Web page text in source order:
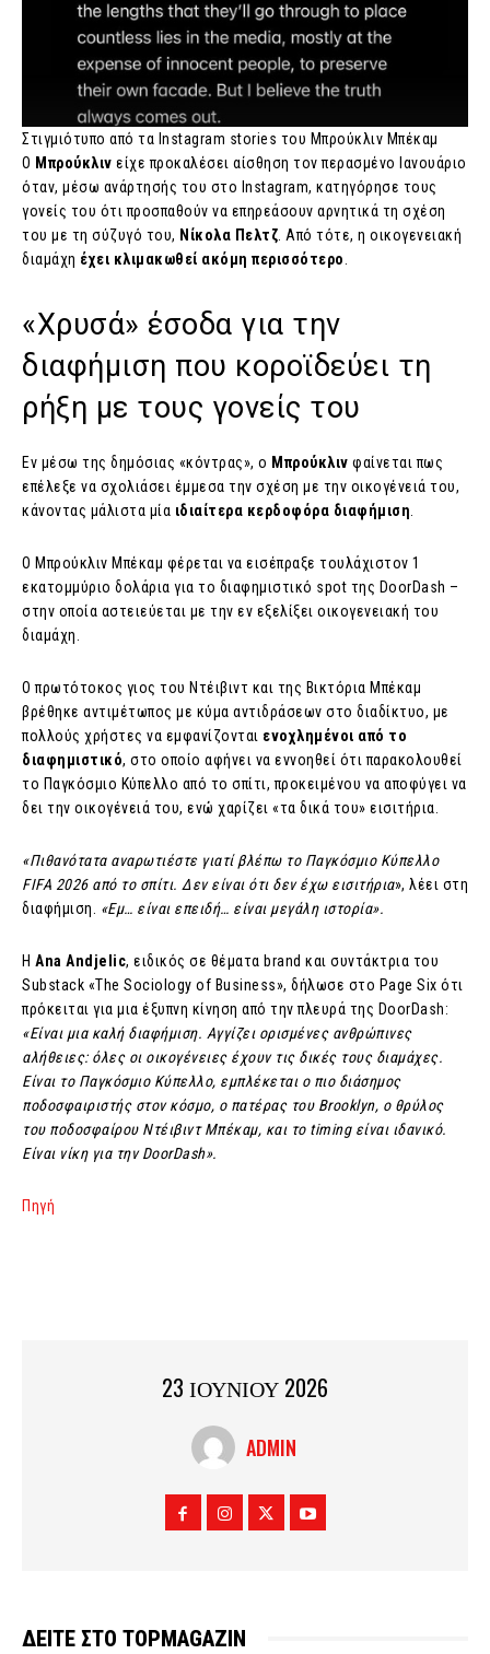
Στιγμιότυπο από τα Instagram stories του Μπρούκλιν Μπέκαμ
Ο Μπρούκλιν είχε προκαλέσει αίσθηση τον περασμένο Ιανουάριο
όταν, μέσω ανάρτησής του στο Instagram, κατηγόρησε τους
γονείς του ότι προσπαθούν να επηρεάσουν αρνητικά τη σχέση
του με τη σύζυγό του, Νίκολα Πελτζ. Από τότε, η οικογενειακή
διαμάχη έχει κλιμακωθεί ακόμη περισσότερο.
«Χρυσά» έσοδα για την
διαφήμιση που κοροϊδεύει τη
ρήξη με τους γονείς του
Εν μέσω της δημόσιας «κόντρας», ο Μπρούκλιν φαίνεται πως
επέλεξε να σχολιάσει έμμεσα την σχέση με την οικογένειά του,
κάνοντας μάλιστα μία ιδιαίτερα κερδοφόρα διαφήμιση.
Ο Μπρούκλιν Μπέκαμ φέρεται να εισέπραξε τουλάχιστον 1
εκατομμύριο δολάρια για το διαφημιστικό spot της DoorDash –
στην οποία αστειεύεται με την εν εξελίξει οικογενειακή του
διαμάχη.
Ο πρωτότοκος γιος του Ντέιβιντ και της Βικτόρια Μπέκαμ
βρέθηκε αντιμέτωπος με κύμα αντιδράσεων στο διαδίκτυο, με
πολλούς χρήστες να εμφανίζονται ενοχλημένοι από το
διαφημιστικό, στο οποίο αφήνει να εννοηθεί ότι παρακολουθεί
το Παγκόσμιο Κύπελλο από το σπίτι, προκειμένου να αποφύγει να
δει την οικογένειά του, ενώ χαρίζει «τα δικά του» εισιτήρια.
«Πιθανότατα αναρωτιέστε γιατί βλέπω το Παγκόσμιο Κύπελλο
FIFA 2026 από το σπίτι. Δεν είναι ότι δεν έχω εισιτήρια», λέει στη
διαφήμιση. «Εμ… είναι επειδή… είναι μεγάλη ιστορία».
Η Ana Andjelic, ειδικός σε θέματα brand και συντάκτρια του
Substack «The Sociology of Business», δήλωσε στο Page Six ότι
πρόκειται για μια έξυπνη κίνηση από την πλευρά της DoorDash:
«Είναι μια καλή διαφήμιση. Αγγίζει ορισμένες ανθρώπινες
αλήθειες: όλες οι οικογένειες έχουν τις δικές τους διαμάχες.
Είναι το Παγκόσμιο Κύπελλο, εμπλέκεται ο πιο διάσημος
ποδοσφαιριστής στον κόσμο, ο πατέρας του Brooklyn, ο θρύλος
του ποδοσφαίρου Ντέιβιντ Μπέκαμ, και το timing είναι ιδανικό.
Είναι νίκη για την DoorDash».
Πηγή
23 ΙΟΥΝΙΟΥ 2026
ADMIN
ΔΕΙΤΕ ΣΤΟ TOPMAGAZIN